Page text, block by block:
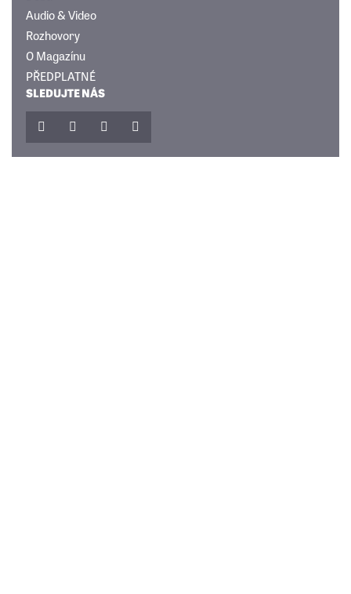
Audio & Video
Rozhovory
O Magazínu
PŘEDPLATNÉ
SLEDUJTE NÁS